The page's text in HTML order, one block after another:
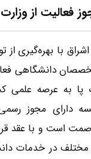
فعالیت از
با بهره‌گیری از
دانشگاهی
پا به عرصه علمی
دارای مجوز
صمت است و با عقد
مختلف در خدمات